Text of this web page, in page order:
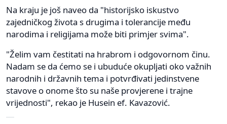
Na kraju je još naveo da "historijsko iskustvo
zajedničkog života s drugima i tolerancije među
narodima i religijama može biti primjer svima".
"Želim vam čestitati na hrabrom i odgovornom činu.
Nadam se da ćemo se i ubuduće okupljati oko važnih
narodnih i državnih tema i potvrđivati jedinstvene
stavove o onome što su naše provjerene i trajne
vrijednosti", rekao je Husein ef. Kavazović.